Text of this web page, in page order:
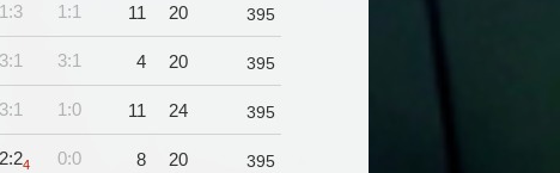
1:3 1:1 11 20 395
3:1 3:1 4 20 395
3:1 1:0 11 24 395
2:24 0:0 8 20 395